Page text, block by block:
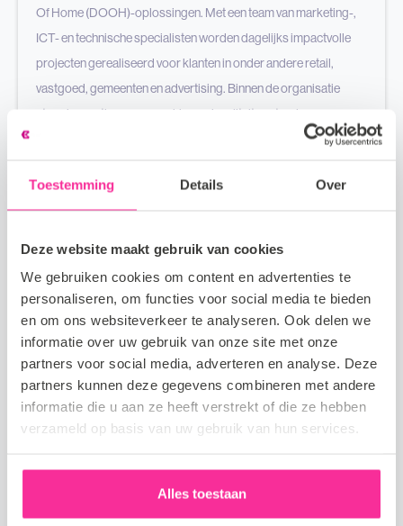
Toestemming Details Over
Deze website maakt gebruik van cookies
We gebruiken cookies om content en advertenties te
personaliseren, om functies voor social media te bieden
en om ons websiteverkeer te analyseren. Ook delen we
informatie over uw gebruik van onze site met onze
partners voor social media, adverteren en analyse. Deze
partners kunnen deze gegevens combineren met andere
informatie die u aan ze heeft verstrekt of die ze hebben
verzameld op basis van uw gebruik van hun services.
Alles toestaan
Of Home (DOOH)-oplossingen. Met een team van marketing-,
ICT- en technische specialisten worden dagelijks impactvolle
projecten gerealiseerd voor klanten in onder andere retail,
vastgoed, gemeenten en advertising. Binnen de organisatie
staan innovatie, samenwerking en kwaliteit centraal.
HR officer
Rotterdam
Fulltime
€2.800 - €3.500
Het bedrijf Je komt te werken voor een toonaangevende
logistieke dienstverlener gespecialiseerd in geïntegreerde
Met meer dan 3.000 medewerkers, 30 schepen en ruim 200
afvaarten per week verbindt het bedrijf belangrijke economische